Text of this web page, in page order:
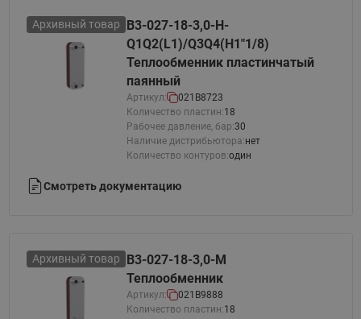
Архивный товар
B3-027-18-3,0-H-
Q1Q2(L1)/Q3Q4(H1"1/8)
Теплообменник пластинчатый
паянный
Артикул:
021B8723
Количество пластин:18
Рабочее давление, бар:30
Наличие дистрибьютора:нет
Количество контуров:один
Смотреть документацию
Архивный товар
B3-027-18-3,0-M
Теплообменник
Артикул:
021B9888
Количество пластин:18